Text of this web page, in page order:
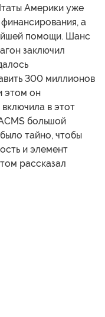
Америки уже
а
помощи. Шанс
заключил
300 миллионов
этом он
в этот
большой
тайно, чтобы
и элемент
рассказал